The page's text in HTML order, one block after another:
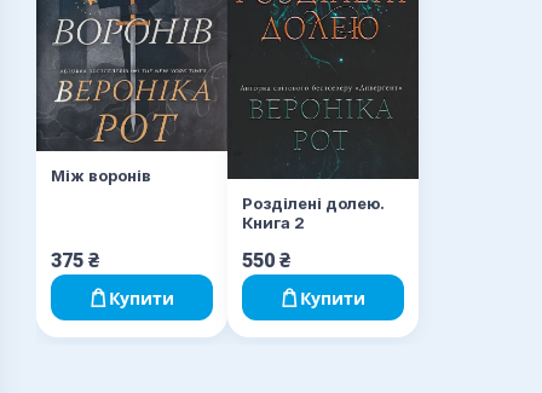
Між воронів
375 ₴
Купити
Розділені долею.
Книга 2
550 ₴
Купити